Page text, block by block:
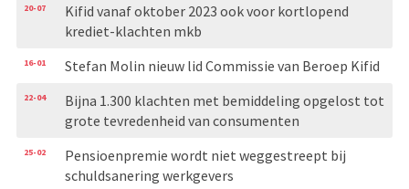
20-07
Kifid vanaf oktober 2023 ook voor kortlopend
krediet-klachten mkb
16-01 Stefan Molin nieuw lid Commissie van Beroep Kifid
22-04
Bijna 1.300 klachten met bemiddeling opgelost tot
grote tevredenheid van consumenten
25-02
Pensioenpremie wordt niet weggestreept bij
schuldsanering werkgevers